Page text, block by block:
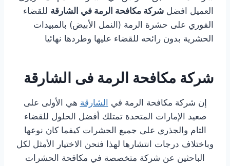
العميل افضل شركة مكافحة الرمة في الشارقة للقضاء
الفوري على حشرة الرمة (النمل الأبيض) بالمبيدات
الحشرية بدون رائحه للقضاء عليها وطردها نهائيا
شركة مكافحة الرمة فى الشارقة
إن شركة مكافحة الرمة في الشارقة هي الأولى على
صعيد الإمارات المتحدة تمتلك أفضل الحلول للقضاء
التام والجذري على جميع الحشرات كيفما كان نوعها
وباختلاف درجات انتشارها لهذا فنحن الاختيار الأمثل لكل
الباحثين عن شركة متخصصة في مكافحة الحشرات